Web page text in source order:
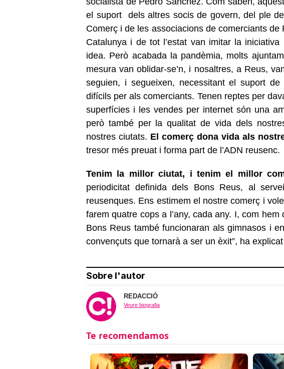
el suport dels altres socis de govern, del ple
Comerç i de les associacions de comerciants
Catalunya i de tot l’estat van imitar la
idea. Però acabada la pandèmia, molts
mesura van oblidar-se’n, i nosaltres, a Reus,
seguien, i segueixen, necessitant el suport
difícils per als comerciants. Tenen reptes per
superfícies i les vendes per internet són una
però també per la qualitat de vida dels
nostres ciutats. El comerç dona vida als
tresor més preuat i forma part de l’ADN reusenc.
Tenim la millor ciutat, i tenim el millor
periodicitat definida dels Bons Reus, al
reusenques. Ens estimem el nostre comerç i
farem quatre cops a l’any, cada any. I, com
Bons Reus també funcionaran als gimnasos i
convençuts que tornarà a ser un èxit”, ha
Sobre l'autor
REDACCIÓ
Veure biografia